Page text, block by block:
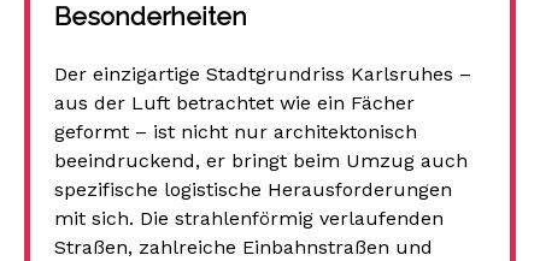
Besonderheiten
Der einzigartige Stadtgrundriss Karlsruhes –
aus der Luft betrachtet wie ein Fächer
geformt – ist nicht nur architektonisch
beeindruckend, er bringt beim Umzug auch
spezifische logistische Herausforderungen
mit sich. Die strahlenförmig verlaufenden
Straßen, zahlreiche Einbahnstraßen und